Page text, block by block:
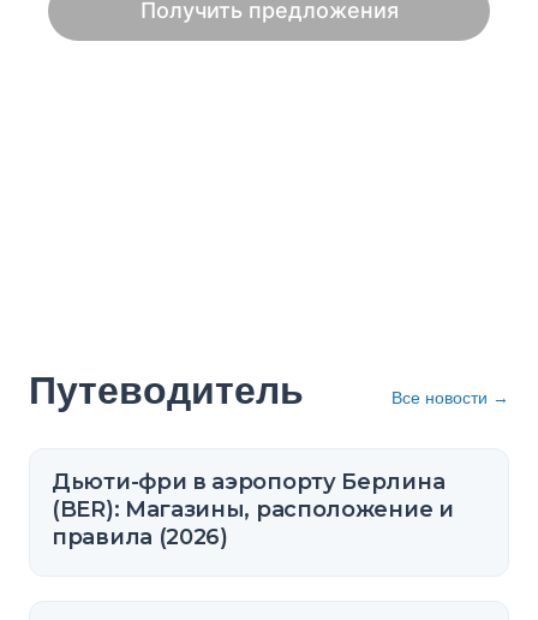
Путеводитель Все новости →
Дьюти-фри в аэропорту Берлина
(BER): Магазины, расположение и
правила (2026)